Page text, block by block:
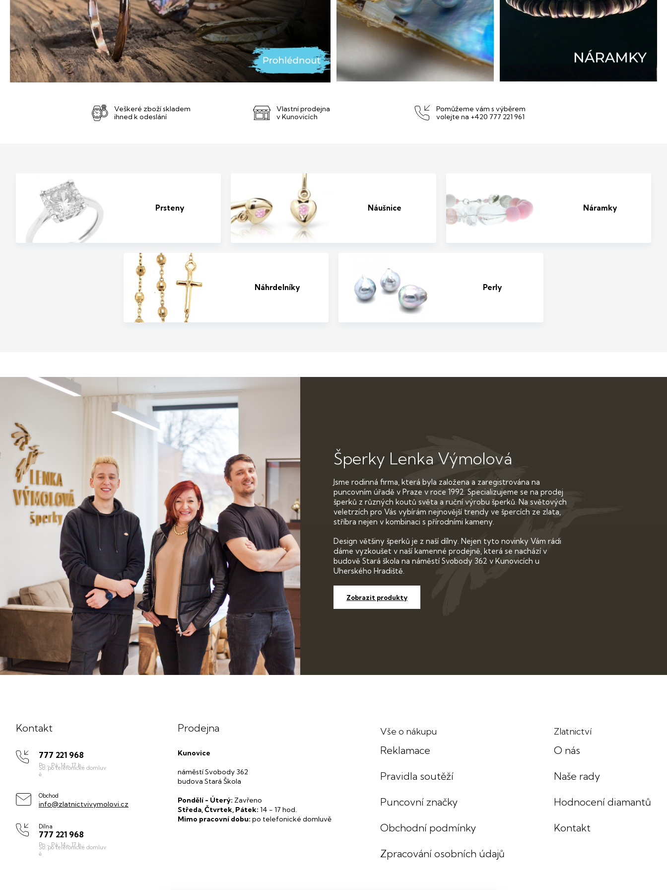
Veškeré zboží skladem
ihned k odeslání
Vlastní prodejna
v Kunovicích
Pomůžeme vám s výběrem
volejte na +420 777 221 961
Prsteny Náušnice Náramky
Náhrdelníky Perly
Šperky Lenka Výmolová
Jsme rodinná firma, která byla založena a zaregistrována na
puncovním úřadě v Praze v roce 1992. Specializujeme se na prodej
šperků z různých koutů světa a ruční výrobu šperků. Na světových
veletrzích pro Vás vybírám nejnovější trendy ve špercích ze zlata,
stříbra nejen v kombinaci s přírodními kameny.
Design většiny šperků je z naší dílny. Nejen tyto novinky Vám rádi
dáme vyzkoušet v naší kamenné prodejně, která se nachází v
budově Stará škola na náměstí Svobody 362 v Kunovicích u
Uherského Hradiště.
Zobrazit produkty
Kontakt
777 221 968
Obchod
info@zlatnictvivymolovi.cz
Dílna
777 221 968
Prodejna
Kunovice
náměstí Svobody 362
budova Stará Škola
Pondělí - Úterý: Zavřeno
Středa, Čtvrtek, Pátek: 14 - 17 hod.
Mimo pracovní dobu: po telefonické domluvě
Vše o nákupu
Reklamace
Pravidla soutěží
Puncovní značky
Obchodní podmínky
Zpracování osobních údajů
Zlatnictví
O nás
Naše rady
Hodnocení diamantů
Kontakt